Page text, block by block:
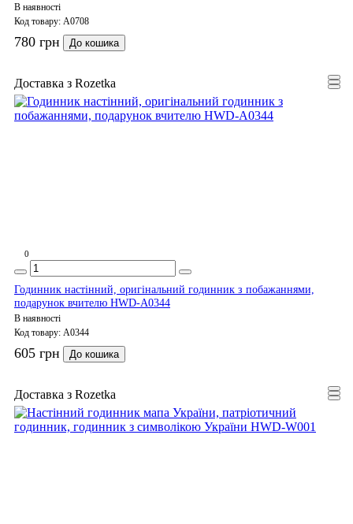
В наявності
Код товару: A0708
780 грн До кошика
Доставка з Rozetka
0
Годинник настінний, оригінальний годинник з побажаннями,
подарунок вчителю HWD-A0344
В наявності
Код товару: A0344
605 грн До кошика
Доставка з Rozetka